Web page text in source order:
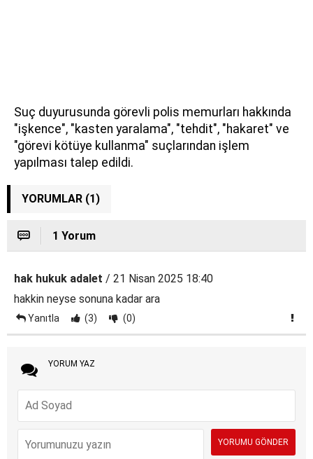
Suç duyurusunda görevli polis memurları hakkında
"işkence", "kasten yaralama", "tehdit", "hakaret" ve
"görevi kötüye kullanma" suçlarından işlem
yapılması talep edildi.
YORUMLAR (1)
1 Yorum
hak hukuk adalet / 21 Nisan 2025 18:40
hakkin neyse sonuna kadar ara
Yanıtla (3) (0)
YORUM YAZ